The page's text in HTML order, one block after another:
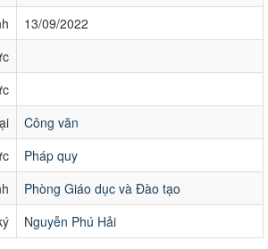
13/09/2022
Công văn
Pháp quy
Phòng Giáo dục và Đào tạo
Nguyễn Phú Hải